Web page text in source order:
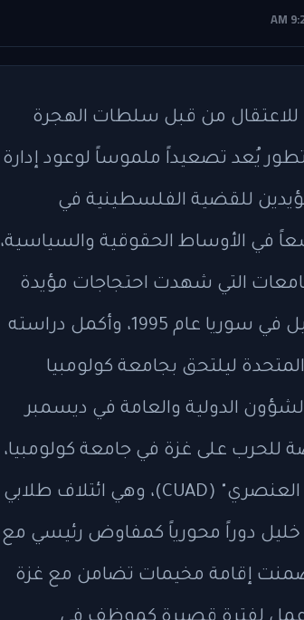
للاعتقال من قبل سلطات الهجرة
الأمريكية مساء السبت 8 مارس 2025، في تطور يُعد تصعيداً ملموساً لوعود إدارة
للقضية الفلسطينية في
في الأوساط الحقوقية والسياسية،
التي شهدت احتجاجات مؤيدة
ولد محمود خليل في سوريا عام 1995، وأكمل دراسته
ليلتحق بجامعة كولومبيا
الدولية والعامة في ديسمبر
للحرب على غزة في جامعة كولومبيا،
وكان عضواً قيادياً في مجموعة "كولومبيا ضد الفصل العنصري" (CUAD)، وهي ائتلاف طلابي
دوراً محورياً كمفاوض رئيسي مع
تضمنت إقامة مخيمات تضامن مع غزة